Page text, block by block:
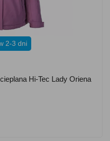
2-3 dni
Hi-Tec Lady Oriena